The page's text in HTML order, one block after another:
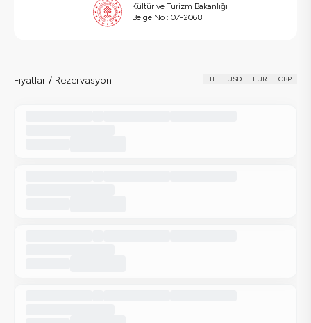
Kültür ve Turizm Bakanlığı
Belge No : 07-2068
Fiyatlar / Rezervasyon TL USD EUR GBP